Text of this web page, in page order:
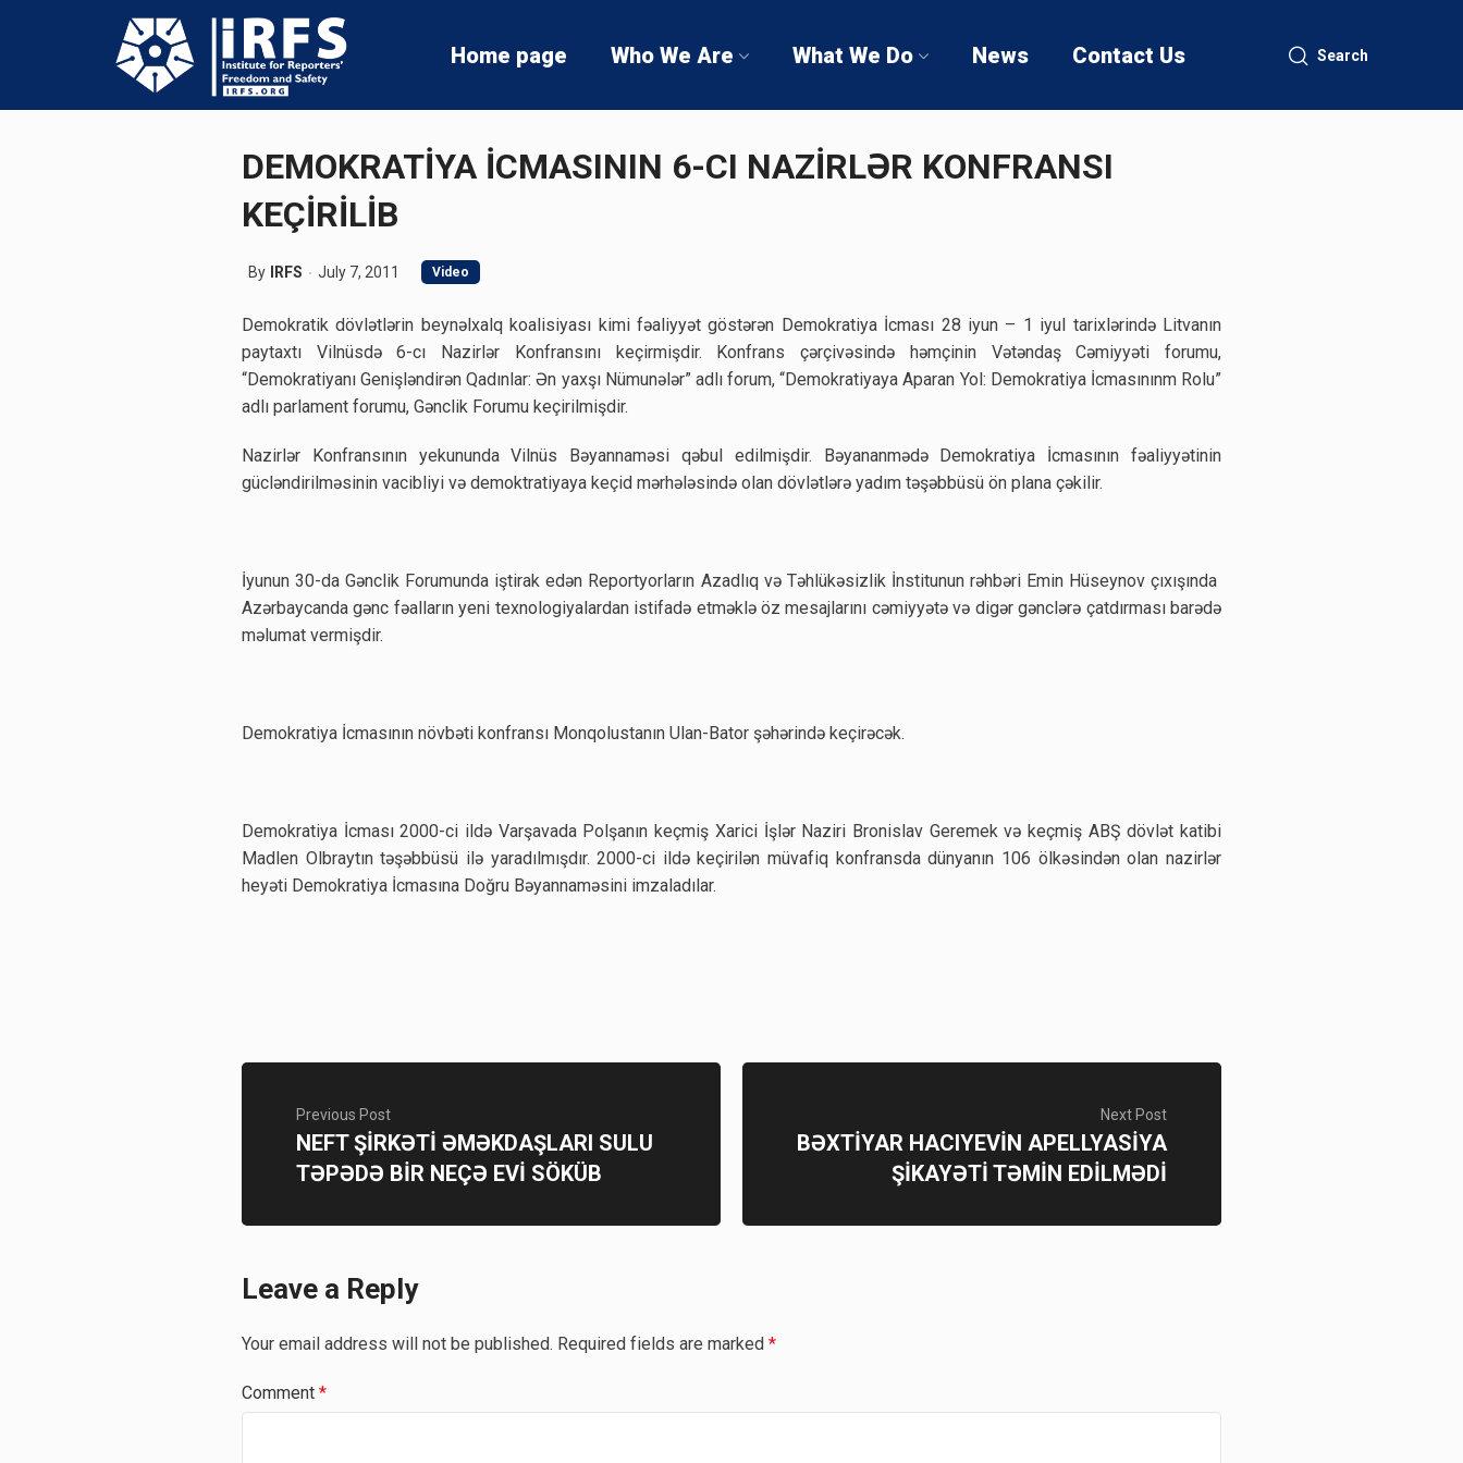
Home page Who We Are What We Do News Contact Us Search
DEMOKRATİYA İCMASININ 6-CI NAZİRLƏR KONFRANSI
KEÇİRİLİB
By IRFS July 7, 2011 Video
Demokratik dövlətlərin beynəlxalq koalisiyası kimi fəaliyyət göstərən Demokratiya İcması 28 iyun – 1 iyul tarixlərində Litvanın
paytaxtı Vilnüsdə 6-cı Nazirlər Konfransını keçirmişdir. Konfrans çərçivəsində həmçinin Vətəndaş Cəmiyyəti forumu,
“Demokratiyanı Genişləndirən Qadınlar: Ən yaxşı Nümunələr” adlı forum, “Demokratiyaya Aparan Yol: Demokratiya İcmasınınm Rolu”
adlı parlament forumu, Gənclik Forumu keçirilmişdir.
Nazirlər Konfransının yekununda Vilnüs Bəyannaməsi qəbul edilmişdir. Bəyananmədə Demokratiya İcmasının fəaliyyətinin
gücləndirilməsinin vacibliyi və demoktratiyaya keçid mərhələsində olan dövlətlərə yadım təşəbbüsü ön plana çəkilir.
İyunun 30-da Gənclik Forumunda iştirak edən Reportyorların Azadlıq və Təhlükəsizlik İnstitunun rəhbəri Emin Hüseynov çıxışında
Azərbaycanda gənc fəalların yeni texnologiyalardan istifadə etməklə öz mesajlarını cəmiyyətə və digər gənclərə çatdırması barədə
məlumat vermişdir.
Demokratiya İcmasının növbəti konfransı Monqolustanın Ulan-Bator şəhərində keçirəcək.
Demokratiya İcması 2000-ci ildə Varşavada Polşanın keçmiş Xarici İşlər Naziri Bronislav Geremek və keçmiş ABŞ dövlət katibi
Madlen Olbraytın təşəbbüsü ilə yaradılmışdır. 2000-ci ildə keçirilən müvafiq konfransda dünyanın 106 ölkəsindən olan nazirlər
heyəti Demokratiya İcmasına Doğru Bəyannaməsini imzaladılar.
Previous Post
NEFT ŞİRKƏTİ ƏMƏKDAŞLARI SULU
TƏPƏDƏ BİR NEÇƏ EVİ SÖKÜB
Next Post
BƏXTİYAR HACIYEVİN APELLYASİYA
ŞİKAYƏTİ TƏMİN EDİLMƏDİ
Leave a Reply
Your email address will not be published. Required fields are marked *
Comment *